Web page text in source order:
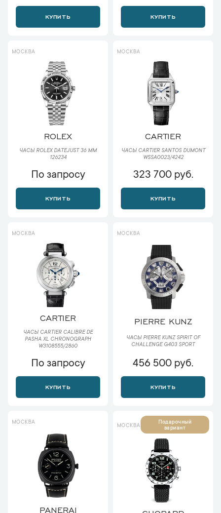
КУПИТЬ КУПИТЬ
МОСКВА
ROLEX
ЧАСЫ ROLEX DATEJUST 36 ММ
126234
По запросу
КУПИТЬ
МОСКВА
CARTIER
ЧАСЫ CARTIER SANTOS DUMONT
WSSA0023/4242
323 700 руб.
КУПИТЬ
МОСКВА
CARTIER
ЧАСЫ CARTIER CALIBRE DE
PASHA XL CHRONOGRAPH
W3108555/2860
По запросу
КУПИТЬ
МОСКВА
PIERRE KUNZ
ЧАСЫ PIERRE KUNZ SPIRIT OF
CHALLENGE G403 SPORT
456 500 руб.
КУПИТЬ
МОСКВА
PANERAI
МОСКВА
Подарочный
вариант